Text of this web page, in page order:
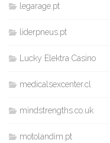
legarage.pt
liderpneus.pt
Lucky Elektra Casino
medicalsexcenter.cl
mindstrengths.co.uk
motolandim.pt